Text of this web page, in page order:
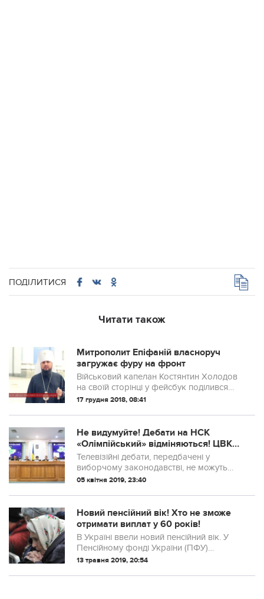
ПОДІЛИТИСЯ
Читати також
Митрополит Епіфаній власноруч
загружає фуру на фронт
Військовий капелан Костянтин Холодов
на своїй сторінці у фейсбук поділився
власною публікацією за липень 2014
17 грудня 2018, 08:41
Не видумуйте! Дебати на НСК
«Олімпійський» відміняються! ЦВК
звернулась до двох кандидатів.
Телевізійні дебати, передбачені у
виборчому законодавстві, не можуть
проходити на стадіоні. На НСК
проводити свої власні агітаційні заходи
на власний розсу...
05 квітня 2019, 23:40
Новий пенсійний вік! Хто не зможе
отримати виплат у 60 років!
В Україні ввели новий пенсійний вік. У
Пенсійному фонді України (ПФУ)
повідомили, що ву2019 році на пенсію не
років стажу. Також наголошується, що ...
13 травня 2019, 20:54